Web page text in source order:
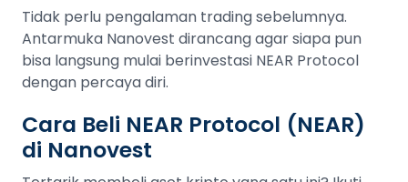
Tidak perlu pengalaman trading sebelumnya.
Antarmuka Nanovest dirancang agar siapa pun
bisa langsung mulai berinvestasi NEAR Protocol
dengan percaya diri.
Cara Beli NEAR Protocol (NEAR)
di Nanovest